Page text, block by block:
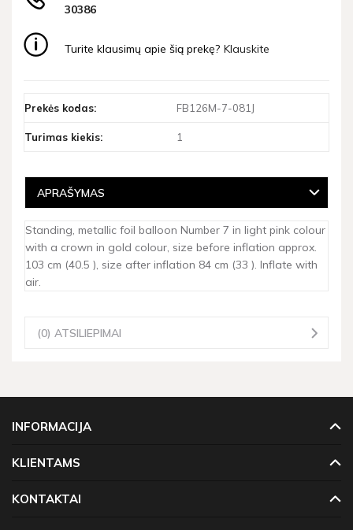
30386
Turite klausimų apie šią prekę? Klauskite
Prekės kodas: FB126M-7-081J
Turimas kiekis: 1
APRAŠYMAS
Standing, metallic foil balloon Number 7 in light pink colour
with a crown in gold colour, size before inflation approx.
103 cm (40.5 ), size after inflation 84 cm (33 ). Inflate with
air.
(0) ATSILIEPIMAI
INFORMACIJA
KLIENTAMS
KONTAKTAI